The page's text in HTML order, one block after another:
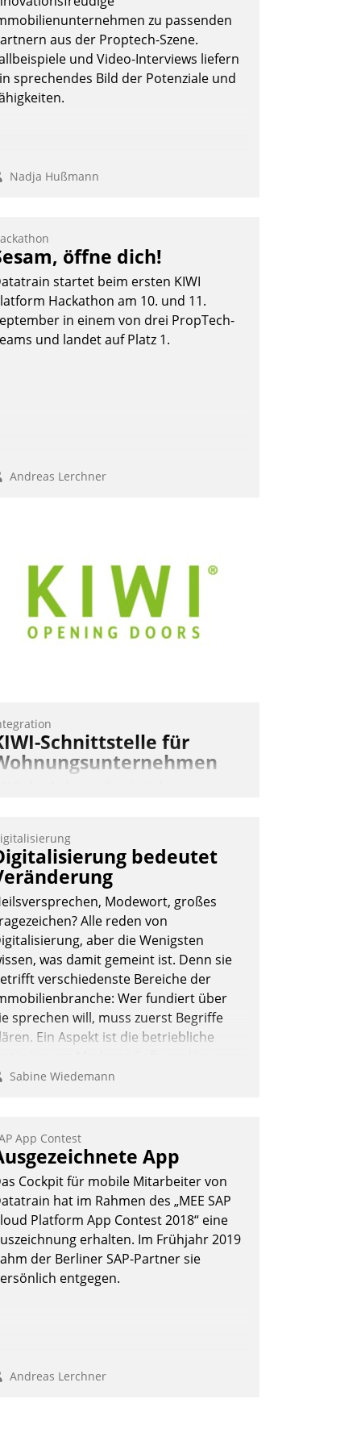
Andreas Lerchner
zu passenden
aus der Proptech-Szene.
und Video-Interviews liefern
sprechendes Bild der Potenziale und
Nadja Hußmann
öffne dich!
startet beim ersten KIWI
Hackathon am 10. und 11.
in einem von drei PropTech-
und landet auf Platz 1.
Andreas Lerchner
Schnittstelle für
Datatrain.
Andreas Lerchner
bedeutet
Modewort, großes
Alle reden von
aber die Wenigsten
was damit gemeint ist. Denn sie
verschiedenste Bereiche der
Wer fundiert über
sprechen will, muss zuerst Begriffe
Ein Aspekt ist die betriebliche
große Einsparungen durch
mit der Einführung einer neuen
ist es nicht getan. Die
erfordert von
die Bereitschaft, sich zu
zu hinterfragen und zu
Sabine Wiedemann
App Contest
App
Cockpit für mobile Mitarbeiter von
hat im Rahmen des „MEE SAP
Platform App Contest 2018“ eine
erhalten. Im Frühjahr 2019
der Berliner SAP-Partner sie
entgegen.
Andreas Lerchner